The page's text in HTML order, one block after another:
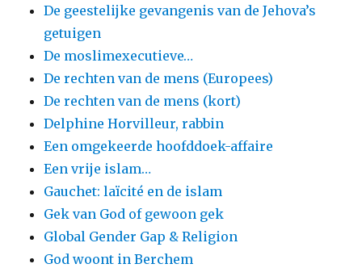
De geestelijke gevangenis van de Jehova’s
getuigen
De moslimexecutieve…
De rechten van de mens (Europees)
De rechten van de mens (kort)
Delphine Horvilleur, rabbin
Een omgekeerde hoofddoek-affaire
Een vrije islam…
Gauchet: laïcité en de islam
Gek van God of gewoon gek
Global Gender Gap & Religion
God woont in Berchem